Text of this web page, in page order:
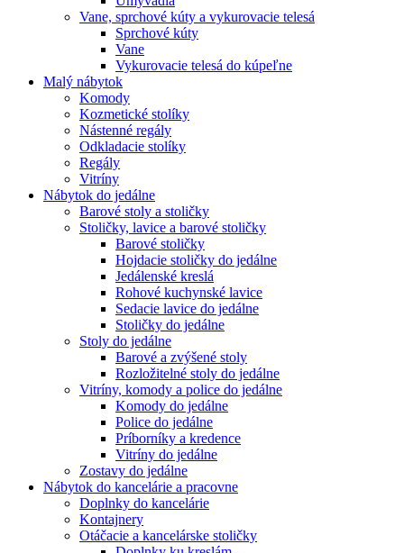
Vane, sprchové kúty a vykurovacie telesá
Sprchové kúty
Vane
Vykurovacie telesá do kúpeľne
Malý nábytok
Komody
Kozmetické stolíky
Nástenné regály
Odkladacie stolíky
Regály
Vitríny
Nábytok do jedálne
Barové stoly a stoličky
Stoličky, lavice a barové stoličky
Barové stoličky
Hojdacie stoličky do jedálne
Jedálenské kreslá
Rohové kuchynské lavice
Sedacie lavice do jedálne
Stoličky do jedálne
Stoly do jedálne
Barové a zvýšené stoly
Rozložitelné stoly do jedálne
Vitríny, komody a police do jedálne
Komody do jedálne
Police do jedálne
Príborníky a kredence
Vitríny do jedálne
Zostavy do jedálne
Nábytok do kancelárie a pracovne
Doplnky do kancelárie
Kontajnery
Otáčacie a kancelárske stoličky